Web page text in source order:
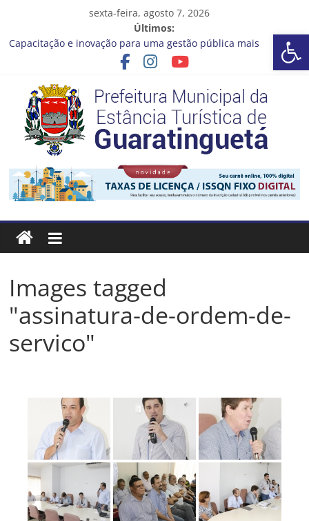
sexta-feira, agosto 7, 2026
Últimos:
Capacitação e inovação para uma gestão pública mais
Seu próximo emprego pode estar mais perto do que você
imagina
Novo curso no Qualifica Guará
Prefeitura de Guaratinguetá divulga novo cronograma dos
editais da PNAB
Guaratinguetá realizará ação de vacinação contra a Febre
Amarela na região da Rocinha
Prefeitura
Estância
Turística
Guaratinguetá
Prefeitura
Turística
Images tagged
"assinatura-de-ordem-de-
servico"